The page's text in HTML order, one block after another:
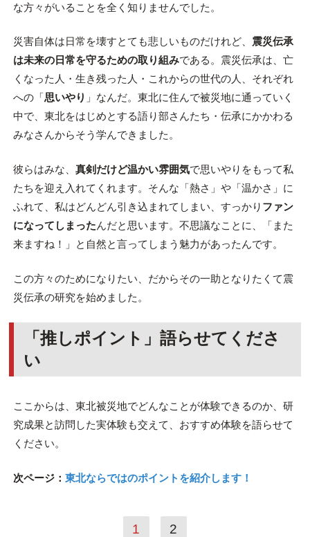
な方々がいることを全く知りませんでした。
災害自体は日常を壊すとても悲しいものだけれど、 震災伝承
は未来の日常を守るための取り組みである。震災伝承は、亡
くなった人・生き残った人・これからの世代の人、それぞれ
への「思いやり 」なんだ。東北に住んで被災地に通っていく
中で、東北をはじめとする語り部さんたち・伝承にかかわる
みなさんからそう学んできました。
彼らはみな、 真剣だけど温かい雰囲気で思いやりをもって私
たちを迎え入れてくれます。そんな「熱さ」や「温かさ」に
ふれて、私はどんどん引き込まれてしまい、すっかり ファン
になってしまったんだと思います。不思議なことに、「また
来ますね！」と自然と言ってしまう魅力があったんです。
この方々のためになりたい、だからその一助となりたくて震
災伝承の研究を始めました。
「推しポイント」語らせてくださ
い
ここからは、東北被災地でどんなことが体験できるのか、研
究成果と訪問した実体験も交えて、おすすめ体験を語らせて
ください。
次ページ： 東北ならではのポイントを紹介します！
1 2